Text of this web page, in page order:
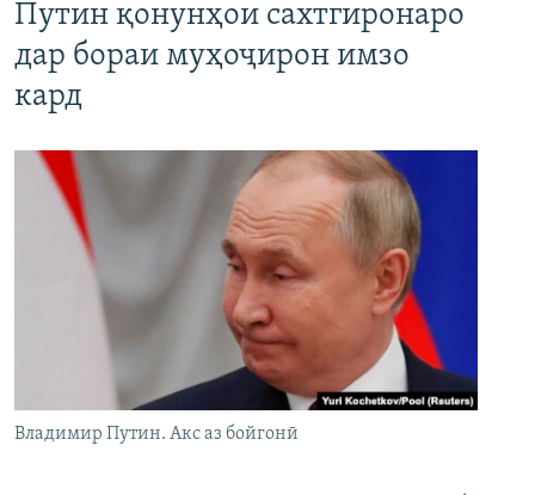
Путин қонунҳои сахтгиронаро
дар бораи муҳоҷирон имзо
кард
Владимир Путин. Акс аз бойгонӣ